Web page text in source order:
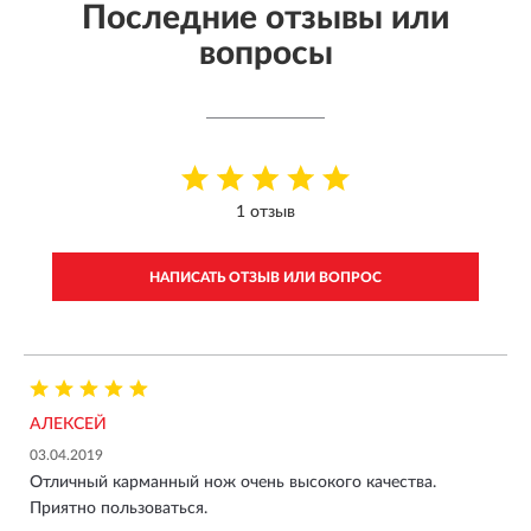
Последние отзывы или
вопросы
1 отзыв
НАПИСАТЬ ОТЗЫВ ИЛИ ВОПРОС
АЛЕКСЕЙ
03.04.2019
Отличный карманный нож очень высокого качества.
Приятно пользоваться.